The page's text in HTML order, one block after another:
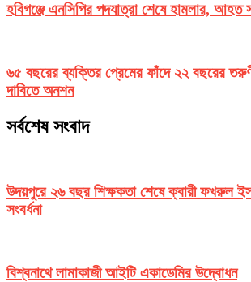
হবিগঞ্জে এনসিপির পদযাত্রা শেষে হামলার,
৬৫ বছরের ব্যক্তির প্রেমের ফাঁদে ২২ বছরের
দাবিতে অনশন
সর্বশেষ সংবাদ
উদয়পুরে ২৬ বছর শিক্ষকতা শেষে ক্বারী ফখরুল
সংবর্ধনা
বিশ্বনাথে লামাকাজী আইটি একাডেমির উদ্বোধন